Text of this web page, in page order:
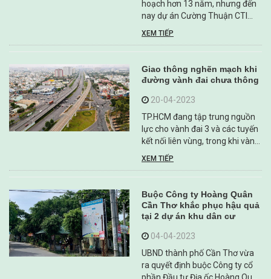
hoạch hơn 13 năm, nhưng đến
nay dự án Cường Thuận CTI
vẫn chưa thể triển khai xây
dựng, đồng thời trong quá trình
phương và chủ đầu tư đã xảy ra
hàng loạt vấn đề khúc mắc với
XEM TIẾP
Giao thông nghẽn mạch khi
đường vành đai chưa thông
20-04-2023
TP.HCM đang tập trung nguồn
lực cho vành đai 3 và các tuyến
kết nối liên vùng, trong khi vành
đai 2 chưa biết khi nào khép kín.
XEM TIẾP
Buộc Công ty Hoàng Quân
Cần Thơ khắc phục hậu quả
tại 2 dự án khu dân cư
04-04-2023
UBND thành phố Cần Thơ vừa
ra quyết định buộc Công ty cổ
phần Đầu tư Địa ốc Hoàng Quân